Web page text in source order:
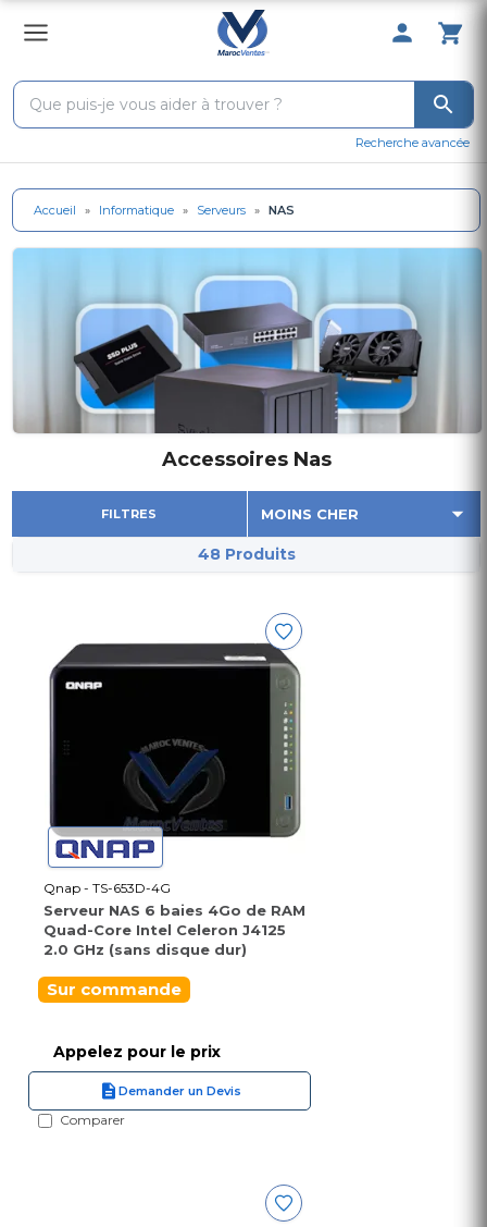
0 Produit
Recherche avancée
Accueil » Informatique » Serveurs » NAS
Accessoires Nas
FILTRES
48 Produits
Qnap - TS-653D-4G
Serveur NAS 6 baies 4Go de RAM
Quad-Core Intel Celeron J4125
2.0 GHz (sans disque dur)
Sur commande
Appelez pour le prix
Demander un Devis
Comparer